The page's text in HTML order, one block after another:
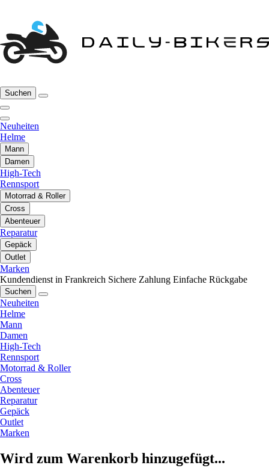
Suchen
Neuheiten
Helme
Mann
Damen
High-Tech
Rennsport
Motorrad & Roller
Cross
Abenteuer
Reparatur
Gepäck
Outlet
Marken
Kundendienst in Frankreich Sichere Zahlung Einfache Rückgabe
Suchen
Neuheiten
Helme
Mann
Damen
High-Tech
Rennsport
Motorrad & Roller
Cross
Abenteuer
Reparatur
Gepäck
Outlet
Marken
Wird zum Warenkorb hinzugefügt...